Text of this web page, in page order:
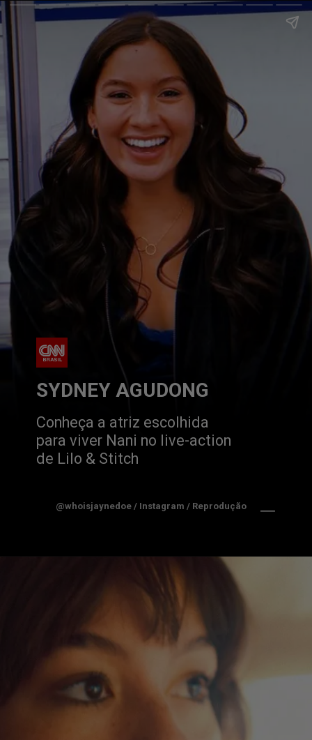
SYDNEY AGUDONG
Conheça a atriz escolhida
para viver Nani no live-action
de Lilo & Stitch
@whoisjaynedoe / Instagram / Reprodução